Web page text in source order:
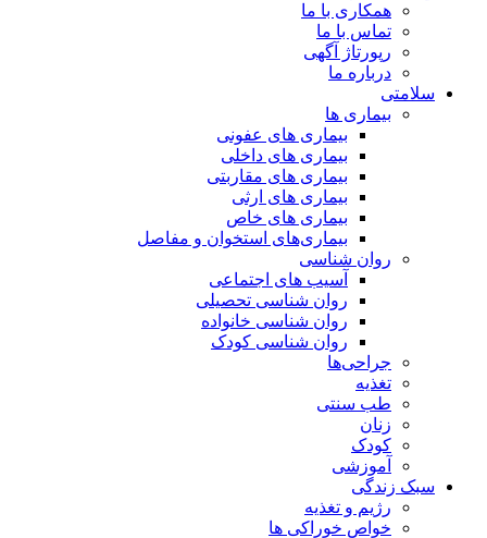
همکاری با ما
تماس با ما
رپورتاژ آگهی
درباره ما
سلامتی
بیماری ها
بیماری های عفونی
بیماری های داخلی
بیماری های مقاربتی
بیماری های ارثی
بیماری های خاص
بیماری‌های استخوان و مفاصل
روان شناسی
آسیب های اجتماعی
روان شناسی تحصیلی
روان شناسی خانواده
روان شناسی کودک
جراحی‌ها
تغذیه
طب سنتی
زنان
کودک
آموزشی
سبک زندگی
رژیم و تغذیه
خواص خوراکی ها